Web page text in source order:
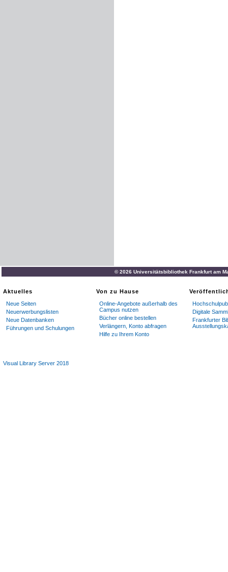
© 2026 Universitätsbibliothek Frankfurt am
Aktuelles
Neue Seiten
Neuerwerbungslisten
Neue Datenbanken
Führungen und Schulungen
Von zu Hause
Online-Angebote außerhalb des
Campus nutzen
Bücher online bestellen
Verlängern, Konto abfragen
Hilfe zu Ihrem Konto
Digitale
Frankfurter
Visual Library Server 2018